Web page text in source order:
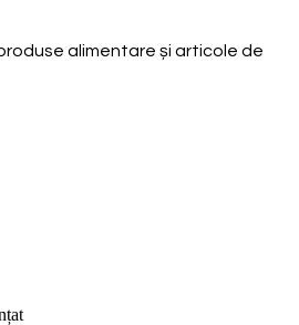
alimentare și articole de